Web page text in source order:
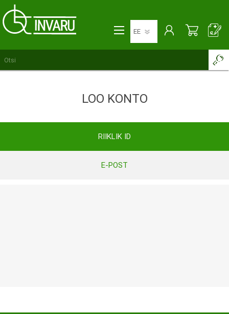
LOO KONTO
RIIKLIK ID
E-POST